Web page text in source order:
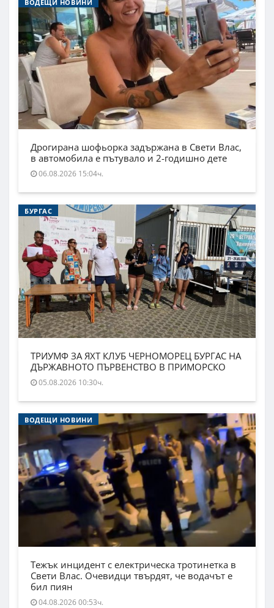
ВОДЕЩИ НОВИНИ
Дрогирана шофьорка задържана в Свети Влас,
в автомобила е пътувало и 2-годишно дете
06.08.2026 15:04ч.
БУРГАС
ТРИУМФ ЗА ЯХТ КЛУБ ЧЕРНОМОРЕЦ БУРГАС НА
ДЪРЖАВНОТО ПЪРВЕНСТВО В ПРИМОРСКО
05.08.2026 10:30ч.
ВОДЕЩИ НОВИНИ
Тежък инцидент с електрическа тротинетка в
Свети Влас. Очевидци твърдят, че водачът е
бил пиян
04.08.2026 00:53ч.